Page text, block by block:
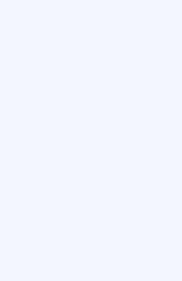
bezpieczeństwo → Pliki cookie innych